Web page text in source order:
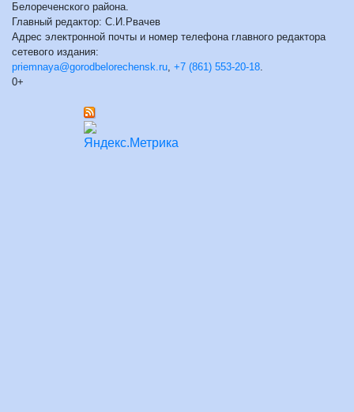
Белореченского района.
Главный редактор: С.И.Рвачев
Адрес электронной почты и номер телефона главного редактора
сетевого издания:
priemnaya@gorodbelorechensk.ru, +7 (861) 553-20-18.
0+